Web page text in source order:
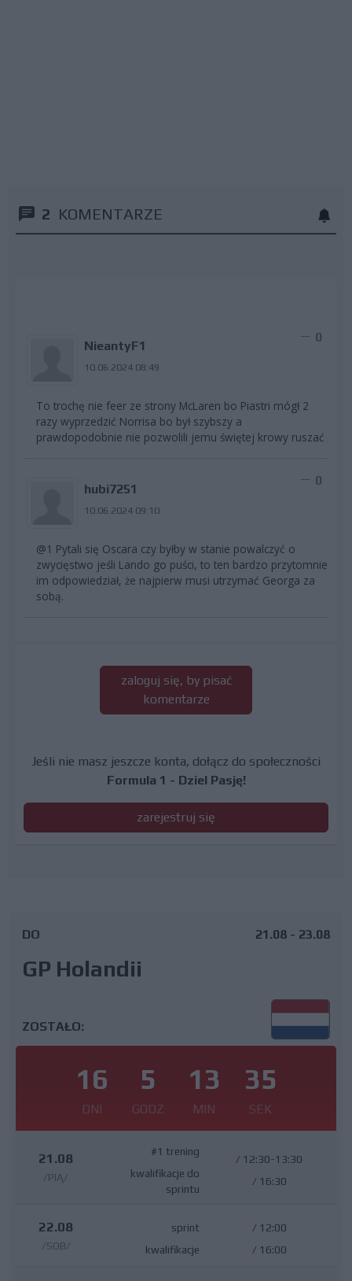
2 KOMENTARZE
NieantyF1
10.06.2024 08:49
0
To trochę nie feer ze strony McLaren bo Piastri mógł 2
razy wyprzedzić Norrisa bo był szybszy a
prawdopodobnie nie pozwolili jemu świętej krowy ruszać
hubi7251
10.06.2024 09:10
0
@1 Pytali się Oscara czy byłby w stanie powalczyć o
zwycięstwo jeśli Lando go puści, to ten bardzo przytomnie
im odpowiedział, że najpierw musi utrzymać Georga za
sobą.
zaloguj się, by pisać
komentarze
Jeśli nie masz jeszcze konta, dołącz do społeczności
Formula 1 - Dziel Pasję!
zarejestruj się
DO
GP Holandii
21.08 - 23.08
ZOSTAŁO:
16
DNI
5
GODZ
13
MIN
34
SEK
21.08
/PIĄ/
#1 trening
kwalifikacje do
sprintu
/ 12:30-13:30
/ 16:30
22.08
/SOB/
sprint
kwalifikacje
/ 12:00
/ 16:00